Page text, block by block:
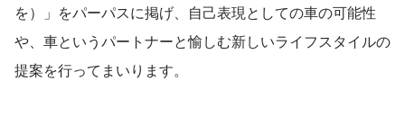
を）」をパーパスに掲げ、自己表現としての車の可能性
や、車というパートナーと愉しむ新しいライフスタイルの
提案を行ってまいります。